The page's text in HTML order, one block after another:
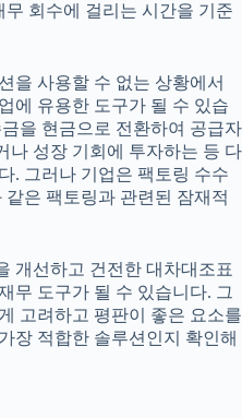
회수에 걸리는 시간을 기준
을 사용할 수 없는 상황에서
에 유용한 도구가 될 수 있습
을 현금으로 전환하여 공급자
나 성장 기회에 투자하는 등 다
. 그러나 기업은 팩토링 수수
은 팩토링과 관련된 잠재적
개선하고 건전한 대차대조표
무 도구가 될 수 있습니다. 그
고려하고 평판이 좋은 요소를
장 적합한 솔루션인지 확인해